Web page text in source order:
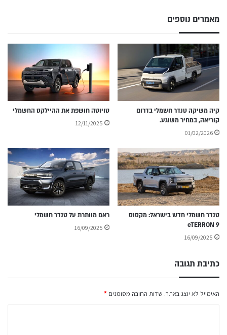
מאמרים נוספים
קיה משיקה טנדר חשמלי בדרום
קוריאה, במחיר משוגע.
01/02/2026
טויוטה חושפת את ההיילקס החשמלי
12/11/2025
טנדר חשמלי חדש בישראל: מקסוס
eTERRON 9
16/09/2025
ראם מוותרת על טנדר חשמלי
16/09/2025
כתיבת תגובה
האימייל לא יוצג באתר. שדות החובה מסומנים *